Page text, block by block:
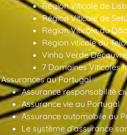
Région Viticole de
Région Viticole de
Région Viticole du Dão
Région viticole du Tejo
Vinho Verde
7 Domaines Viticoles
Assurances au Portugal
Assurance responsabilité
Assurance vie au Portugal
Assurance automobile au
Le système d’assurance